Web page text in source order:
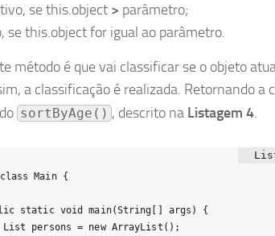
se this.object > parâmetro;
se this.object for igual ao parâmetro.
método é que vai classificar se o objeto
a classificação é realizada. Retornando a
sortByAge() , descrito na Listagem 4.
Main {
static void main(String[] args) {
List persons = new ArrayList();